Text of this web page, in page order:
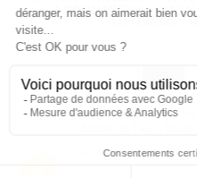
LA CINÉMATHÈQUE ·
PARTENAIRES ·
La
La Cinémathèque de